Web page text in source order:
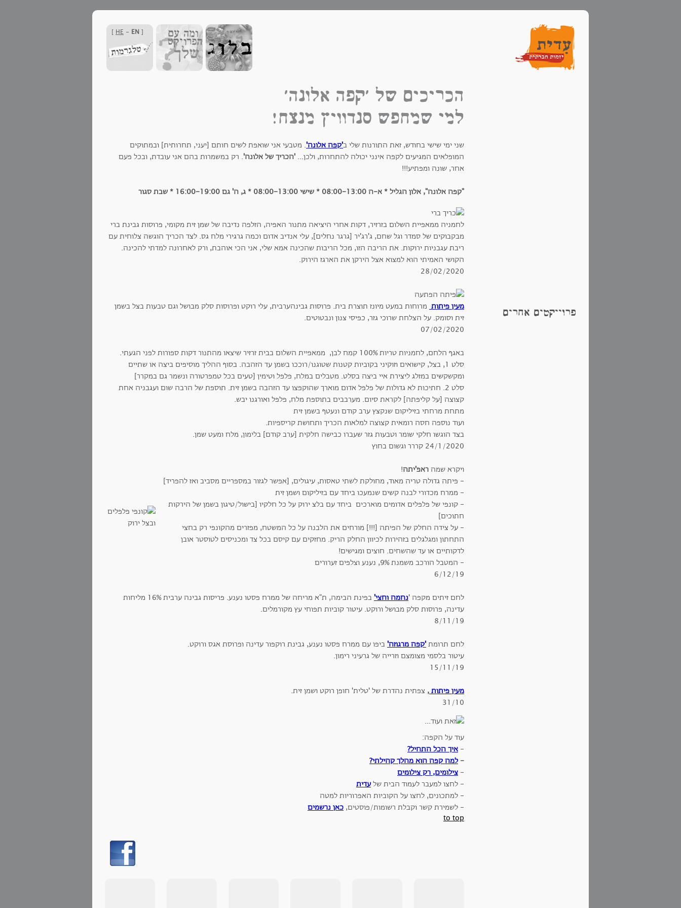
[
HE - EN
]
פרוייקטים אחרים
הכריכים של 'קפה אלונה'
למי שמחפש סנדוויץ מנצח!
שני ימי שישי בחודש, זאת התורנות שלי ב'קפה אלונה'. מטבעי אני שואפת לשים חותם [יעני, תחרותית] ובמתוקים
המופלאים המגיעים לקפה אינני יכולה להתחרות, ולכן... 'הכריך של אלונה'. רק במשמרות בהם אני עובדת, ובכל פעם
אחר, שונה ומפתיע!!!
"קפה אלונה", אלון הגליל * א-ה 08:00-13:00 * שישי 08:00-13:00 * ג, ה' גם 16:00-19:00 * שבת סגור
לחמניה ממאפיית השלום בזרזיר, דקות אחרי היציאה מתנור האפיה, הזלפה נדיבה של שמן זית מקומי, פרוסות גבינת ברי
מבקבוקים של סמדר וגל שחם, ג'רג'יר [גרגר נחלים], עלי אנדיב אדום וכמה גרגירי מלח גס. לצד הכריך הוגשה צלוחית עם
ריבת עגבניות ירוקות. את הריבה הזו, מכל הריבות שהכינה אמא שלי, אני הכי אוהבת, ורק לאחרונה למדתי להכינה.
הקושי האמיתי הוא למצוא אצל הירקן את הארגז הירוק.
28/02/2020
מעין פיתות מרוחות במעט מיונז תוצרת בית. פרוסות גבינהערבית, עלי רוקט ופרוסות סלק מבושל וגם טבעות בצל בשמן
זית וסומק. על הצלחת שרוכי גזר, כפיסי צנון ונבטוטים.
07/02/2020
באגף הלחם, לחמניות טריות 100% קמח לבן, ממאפיית השלום בבית זרזיר שיצאו מהתנור דקות ספורות לפני הגעתי.
סלט 1, בצל, קישואים וזוקיני בקוביות קטנות שטוגנו/רוככו בשמן עד הזהבה. בסוף ההליך מוסיפים ביצה או שתיים
ומקשקשים במזלג ליצירת איי ביצה בסלט. מטבלים במלח, פלפל וטימין [טעים בכל טמפרטורה ונשמר גם במקרר]
סלט 2. חתיכות לא גדולות של פלפל אדום מוארך שהוקפצו עד הזהבה בשמן זית. תוספת של הרבה שום ועגבניה אחת
קצוצה [על קליפתה] לקראת סיום. מערבבים בתוספת מלח, פלפל ואורגנו יבש.
מתחת מרחתי בזיליקום שנקצץ ערב קודם ונעטף בשמן זית
ועוד נוספה חסה רומאית קצוצה למלאות הכריך ותחושת קריספיות.
בצד הוגשו חלקי שומר וטבעות גזר שעברו כבישה חלקית [ערב קודם] בלימון, מלח ומעט שמן.
24/1/2020 קררר וגשום בחוץ
ויקרא שמה ראפ'יתה!
- פיתה גדולה טריה מאוד, מחולקת לשתי טאסות, עיגולים, [אפשר לגזור במספריים מסביב ואז להפריד]
- ממרח מכדורי לבנה קשים שנמעכו ביחד עם בזיליקום ושמן זית
- קונפי של פלפלים אדומים מוארכים ביחד עם בלצ ירוק על כל חלקיו [בישול/טיגון בשמן של הירקות
חתוכים]
- על צידה החלק של הפיתה [!!!] מורחים את הלבנה על כל המשטח, מפזרים מהקונפי רק בחצי
התחתון ומגלגלים בזהירות לכיוון החלק הריק. מחזקים עם קיסם בכל צד ומכניסים לטוסטר אובן
לדקותיים או עד שהשחים. חוצים ומגישים!
- המטבל הורכב משמנת 9%, נענע וצלפים זערורים
6/12/19
לחם זיתים מקפה 'נחמה וחצי'
בפינת הבימה, ת"א מריחה של ממרח פסטו נענע. פריסות גבינה ערבית 16% מליחות
עדינה, פרוסות סלק מבושל ורוקט. עיטור קוביות תפוחי עץ מקורמלים.
8/11/19
לחם תרומת 'קפה מרגוזה' ביפו עם ממרח פסטו נענע, גבינת רוקפור עדינה ופרוסת אגס ורוקט.
עיטור בלסמי מצומצם וזרייה של גרעיני רימון.
15/11/19
מעין פיתות , צפתית נהדרת של 'טלית' חופן רוקט ושמן זית.
31/10
עוד על הקפה:
- איך הכל התחיל?
- למה קפה הוא מהלך קהילתי?
- צילומים, רק צילומים
- לחצו למעבר לעמוד הבית שלעדית
- למתכונים, לחצו על הקוביות האפרוריות למטה
- לשמירת קשר וקבלת רשומות/פוסטים, כאן נרשמים
to top